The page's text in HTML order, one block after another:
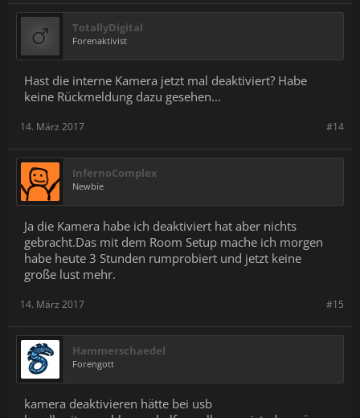
TotallyDigital
Forenaktivist
Hast die interne Kamera jetzt mal deaktiviert? Habe
keine Rückmeldung dazu gesehen...
#14
14. März 2017
InfernoComplex
Newbie
Ja die Kamera habe ich deaktiviert hat aber nichts
gebracht.Das mit dem Room Setup mache ich morgen
habe heute 3 Stunden rumprobiert und jetzt keine
große lust mehr.
#15
14. März 2017
Hammerschaedel
Forengott
kamera deaktivieren hätte bei usb